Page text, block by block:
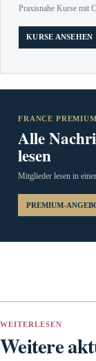
Praxisnahe Kurse mit
KURSE ANSEHEN
FRANCE PREMIUM
Alle
lesen
Mitglieder lesen in
PREMIUM-
WEITERLESEN
Weitere